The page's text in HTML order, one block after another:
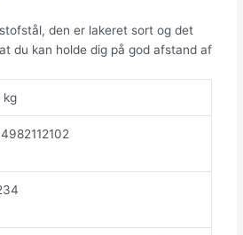
den er lakeret sort og det
du kan holde dig på god afstand af
kg